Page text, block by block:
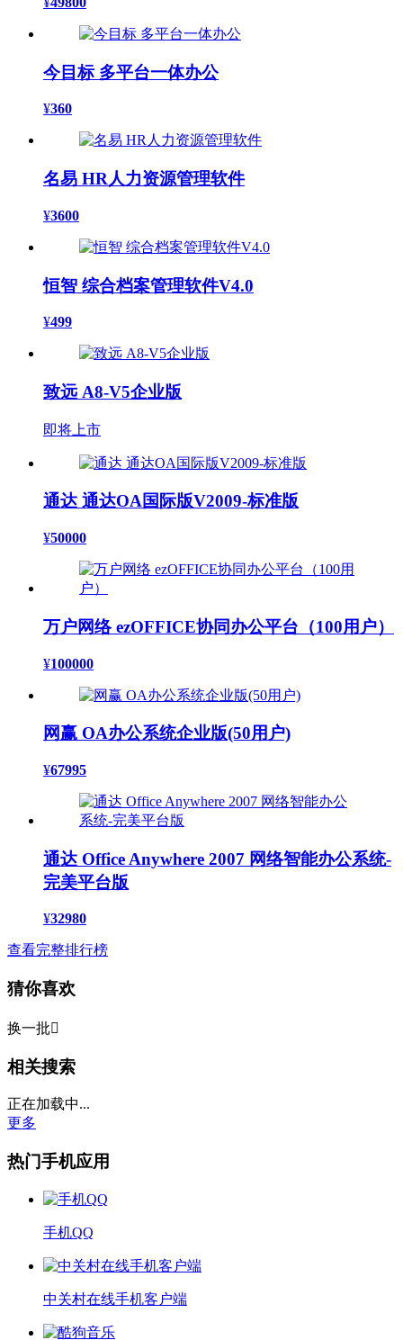
今目标 多平台一体办公
¥360
名易 HR人力资源管理软件
¥3600
恒智 综合档案管理软件V4.0
¥499
致远 A8-V5企业版
即将上市
通达 通达OA国际版V2009-标准版
¥50000
万户网络 ezOFFICE协同办公平台（100用户）
¥100000
网赢 OA办公系统企业版(50用户)
¥67995
通达 Office Anywhere 2007 网络智能办公系统-
完美平台版
¥32980
查看完整排行榜
猜你喜欢
换一批
相关搜索
正在加载中...
更多
热门手机应用
手机QQ
中关村在线手机客户端